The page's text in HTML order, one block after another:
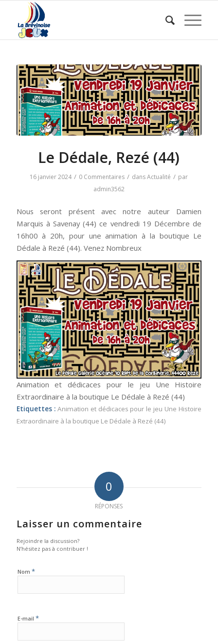
Le Dédale, Rezé (44)
16 janvier 2024 / 0 Commentaires / dansActualité / par
admin3562
Nous seront présent avec notre auteur Damien
Marquis à Savenay (44) ce vendredi 19 Décembre de
16h00 à 20h, pour une animation à la boutique Le
Dédale à Rezé (44). Venez Nombreux
Animation et dédicaces pour le jeu Une Histoire
Extraordinaire à la boutique Le Dédale à Rezé (44)
Etiquettes : Animation et dédicaces pour le jeu Une Histoire
Extraordinaire à la boutique Le Dédale à Rezé (44)
0
RÉPONSES
Laisser un commentaire
Rejoindre la discussion?
N’hésitez pas à contribuer !
Nom *
E-mail *